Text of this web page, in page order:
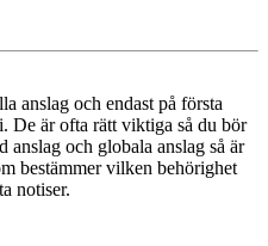
anslag och endast på första
De är ofta rätt viktiga så du bör
anslag och globala anslag så är
bestämmer vilken behörighet
notiser.